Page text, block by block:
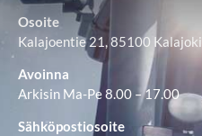
Osoite
Kalajoentie 21, 85100 Kalajoki
Avoinna
Arkisin Ma-Pe 8.00 – 17.00
Sähköpostiosoite